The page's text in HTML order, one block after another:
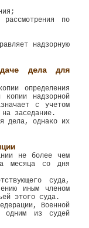
по
надзорную
дела для
определения
надзорной
с учетом
заседание.
дела, однако их
не более чем
месяца со дня
суда,
иным членом
этого суда.
Военной
одним из судей